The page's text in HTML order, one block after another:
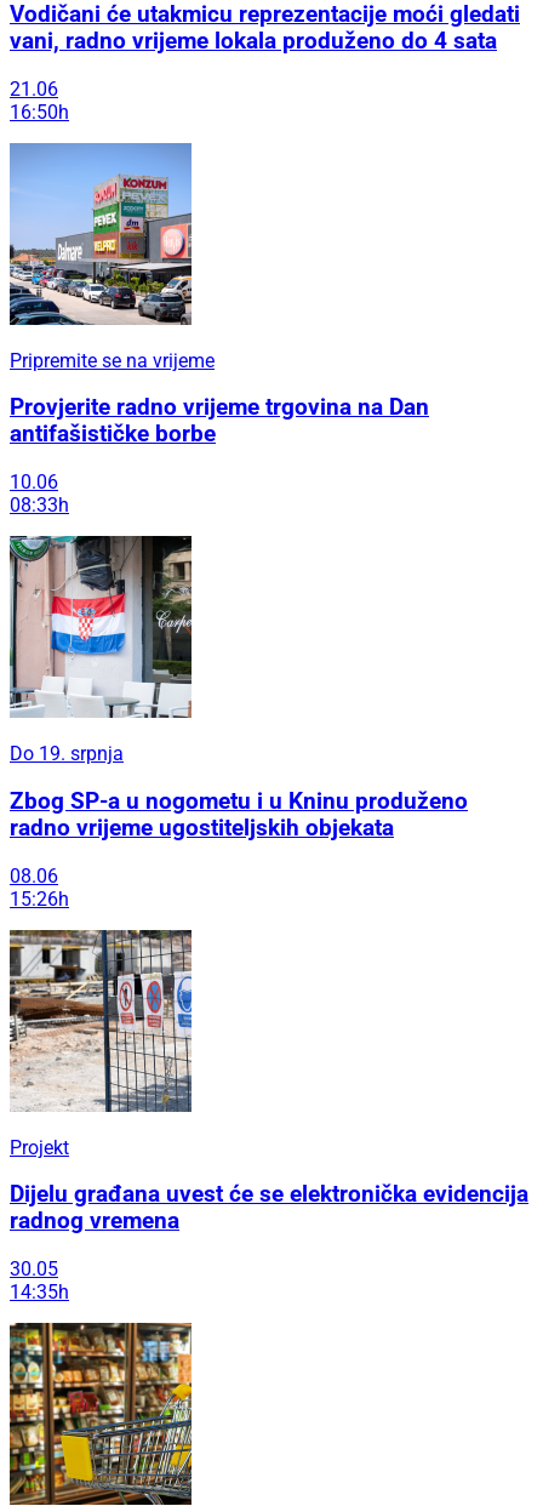
Vodičani će utakmicu reprezentacije moći gledati
vani, radno vrijeme lokala produženo do 4 sata
21.06
16:50h
Pripremite se na vrijeme
Provjerite radno vrijeme trgovina na Dan
antifašističke borbe
10.06
08:33h
Do 19. srpnja
Zbog SP-a u nogometu i u Kninu produženo
radno vrijeme ugostiteljskih objekata
08.06
15:26h
Projekt
Dijelu građana uvest će se elektronička evidencija
radnog vremena
30.05
14:35h